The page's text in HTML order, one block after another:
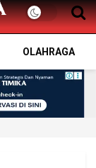
OLAHRAGA